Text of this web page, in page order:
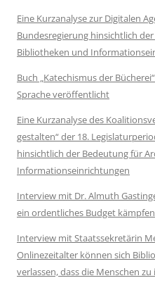
Eine Kurzanalyse zur Digitalen
Bundesregierung hinsichtlich
Bibliotheken und
Buch „Katechismus der
Sprache veröffentlicht
Eine Kurzanalyse des
gestalten“ der 18.
hinsichtlich der Bedeutung für
Informationseinrichtungen
Interview mit Dr. Almuth
ein ordentliches Budget kämpfen
Interview mit Staatssekretärin
Onlinezeitalter können sich
verlassen, dass die Menschen